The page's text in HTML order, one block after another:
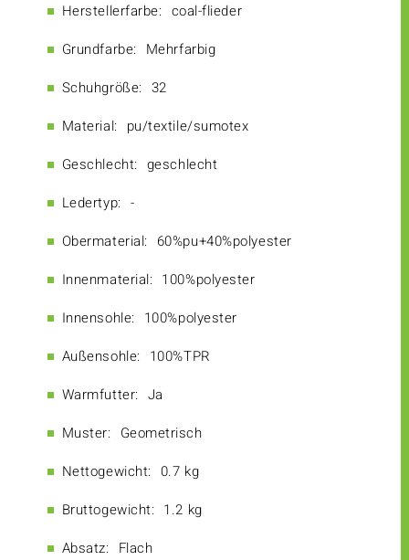
Herstellerfarbe: coal-flieder
Grundfarbe: Mehrfarbig
Schuhgröße: 32
Material: pu/textile/sumotex
Geschlecht: geschlecht
Ledertyp: -
Obermaterial: 60%pu+40%polyester
Innenmaterial: 100%polyester
Innensohle: 100%polyester
Außensohle: 100%TPR
Warmfutter: Ja
Muster: Geometrisch
Nettogewicht: 0.7 kg
Bruttogewicht: 1.2 kg
Absatz: Flach